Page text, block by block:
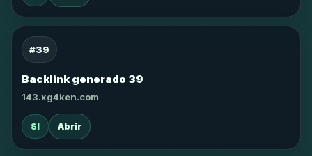
#39
Backlink generado 39
143.xg4ken.com
SI Abrir